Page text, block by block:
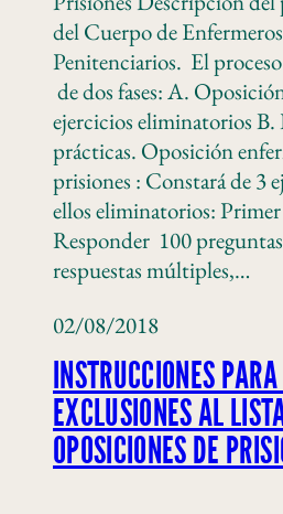
del Cuerpo de
Penitenciarios. El
de dos fases: A.
ejercicios eliminatorios B.
prácticas. Oposición
prisiones : Constará de 3
ellos eliminatorios:
Responder 100
respuestas múltiples,…
02/08/2018
INSTRUCCIONES
EXCLUSIONES AL
OPOSICIONES DE